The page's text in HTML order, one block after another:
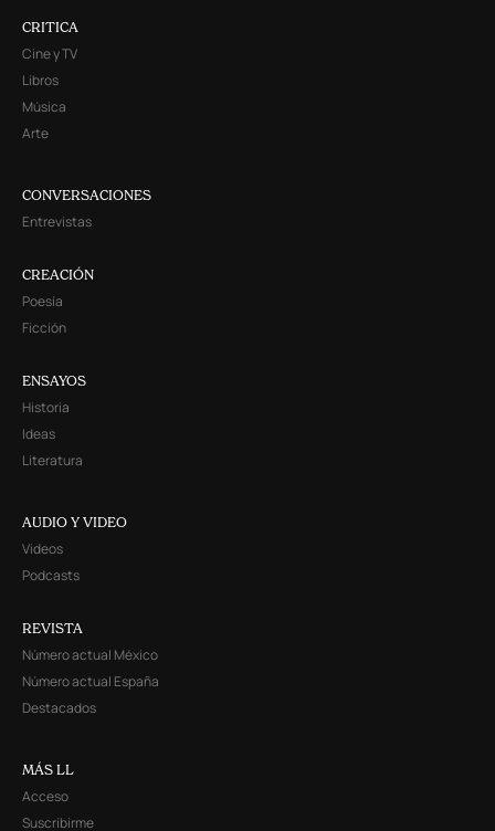
CRITICA
Cine y TV
Libros
Música
Arte
CONVERSACIONES
Entrevistas
CREACIÓN
Poesía
Ficción
ENSAYOS
Historia
Ideas
Literatura
AUDIO Y VIDEO
Videos
Podcasts
REVISTA
Número actual México
Número actual España
Destacados
MÁS LL
Acceso
Suscribirme